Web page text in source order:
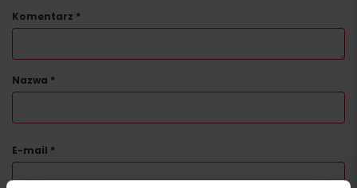
Komentarz *
Nazwa *
E-mail *